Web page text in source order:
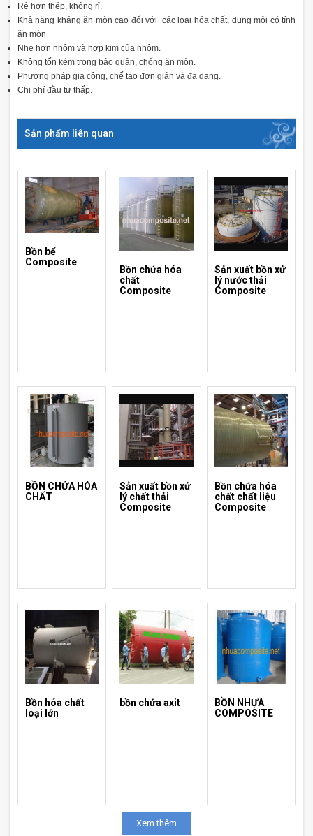
Rẻ hơn thép, không rỉ.
Khả năng kháng ăn mòn cao đối với các loại hóa chất, dung môi có tính
ăn mòn
Nhẹ hơn nhôm và hợp kim của nhôm.
Không tốn kém trong bảo quản, chống ăn mòn.
Phương pháp gia công, chế tạo đơn giản và đa dạng.
Chi phí đầu tư thấp.
Sản phẩm liên quan
Bồn bể
Composite
Bồn chứa hóa
chất
Composite
Sản xuất bồn xử
lý nước thải
Composite
BỒN CHỨA HÓA
CHẤT
Sản xuất bồn xử
lý chất thải
Composite
Bồn chứa hóa
chất chất liệu
Composite
Bồn hóa chất
loại lớn
bồn chứa axit
BỒN NHỰA
COMPOSITE
Xem thêm